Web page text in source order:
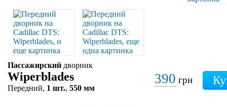
Пассажирский дворник
Wiperblades
Передний, 1 шт., 550 мм
390 грн